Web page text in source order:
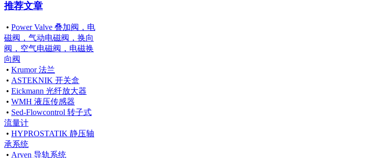
推荐文章
• Power Valve 叠加阀，电
磁阀，气动电磁阀，换向
阀，空气电磁阀，电磁换
向阀
• Krumor 法兰
• ASTEKNIK 开关盒
• Eickmann 光纤放大器
• WMH 液压传感器
• Sed-Flowcontrol 转子式
流量计
• HYPROSTATIK 静压轴
承系统
• Arven 导轨系统